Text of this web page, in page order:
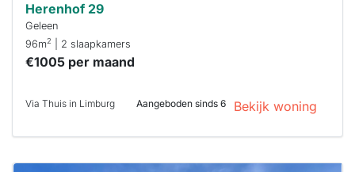
Herenhof 29
Geleen
96m2 | 2 slaapkamers
€1005 per maand
Via Thuis in Limburg Aangeboden sinds 6 Bekijk woning